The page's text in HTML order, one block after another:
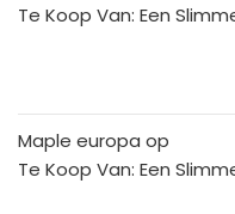
Te Koop Van: Een
Maple europa op
Te Koop Van: Een